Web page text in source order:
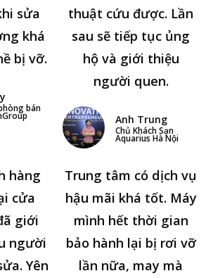
sửa
khá
bị vỡ.
bán
thuật cứu được. Lần
sau sẽ tiếp tục ủng
hộ và giới thiệu
người quen.
Anh Trung
Chủ Khách Sạn
Aquarius Hà Nội
hàng
cửa
giới
người
Yên
Trung tâm có dịch vụ
hậu mãi khá tốt. Máy
mình hết thời gian
bảo hành lại bị rơi vỡ
lần nữa, may mà